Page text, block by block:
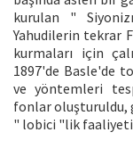
kurulan "
Yahudilerin tekrar
kurmaları için
1897'de Basle'de
ve yöntemleri
fonlar oluşturuldu,
" lobici "lik faaliyeti